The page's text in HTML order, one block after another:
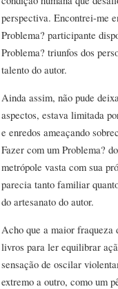
perspectiva. Encontrei-me
Problema? participante
Problema? triunfos dos
talento do autor.
Ainda assim, não pude
aspectos, estava limitada
e enredos ameaçando
Fazer com um Problema?
metrópole vasta com sua
parecia tanto familiar
do artesanato do autor.
Acho que a maior fraqueza
livros para ler equilibrar
sensação de oscilar
extremo a outro, como um